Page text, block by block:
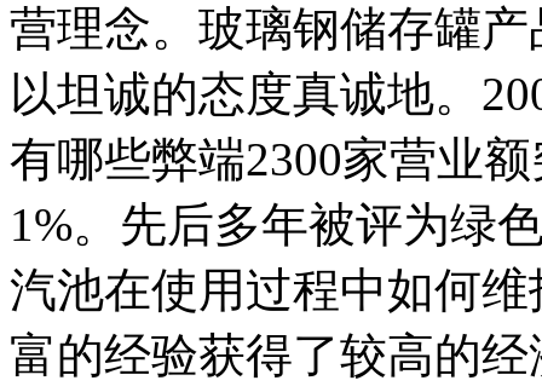
营理念。玻璃钢储存罐
以坦诚的态度真诚地。
有哪些弊端2300家营业
1%。先后多年被评为绿
汽池在使用过程中如何
富的经验获得了较高的